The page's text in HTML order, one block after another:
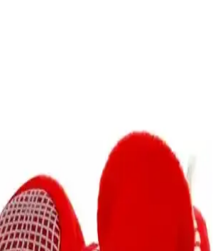
ve Güvenli Crocs Terlikler ile
hafif, esnek ve ergonomik tasarımıyla ilk
yardımcı olur, renkli modelleriyle
seçenekler sunar.
Erkek İçin En Güzel Çanta ve
Hediye Rehberi